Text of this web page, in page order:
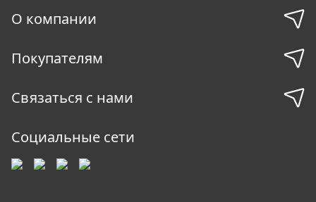
О компании
Покупателям
Связаться с нами
Социальные сети